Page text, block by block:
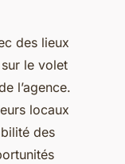
des lieux
le volet
l’agence.
locaux
des